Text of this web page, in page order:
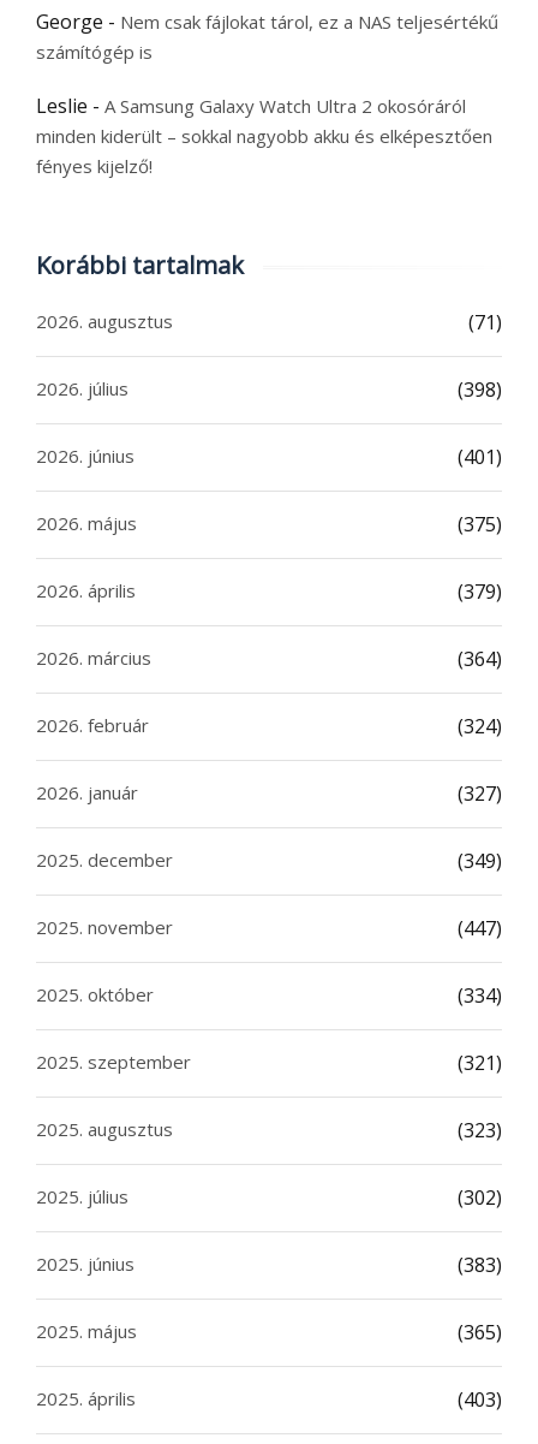
George - Nem csak fájlokat tárol, ez a NAS teljesértékű
számítógép is
Leslie - A Samsung Galaxy Watch Ultra 2 okosóráról
minden kiderült – sokkal nagyobb akku és elképesztően
fényes kijelző!
Korábbi tartalmak
2026. augusztus (71)
2026. július (398)
2026. június (401)
2026. május (375)
2026. április (379)
2026. március (364)
2026. február (324)
2026. január (327)
2025. december (349)
2025. november (447)
2025. október (334)
2025. szeptember (321)
2025. augusztus (323)
2025. július (302)
2025. június (383)
2025. május (365)
2025. április (403)